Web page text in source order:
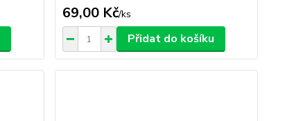
69,00 Kč/ks
Přidat do košíku